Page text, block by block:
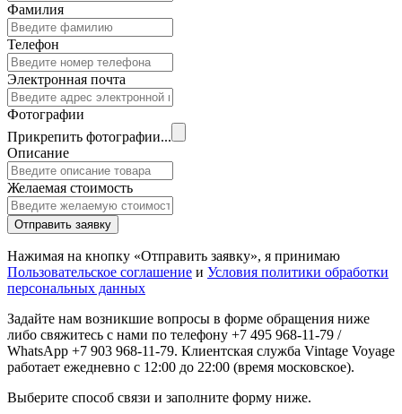
Фамилия
Телефон
Электронная почта
Фотографии
Прикрепить фотографии...
Описание
Желаемая стоимость
Отправить заявку
Нажимая на кнопку «Отправить заявку», я принимаю
Пользовательское соглашение и Условия политики обработки
персональных данных
Задайте нам возникшие вопросы в форме обращения ниже
либо свяжитесь с нами по телефону +7 495 968-11-79 /
WhatsApp +7 903 968-11-79. Клиентская служба Vintage Voyage
работает ежедневно с 12:00 до 22:00 (время московское).
Выберите способ связи и заполните форму ниже.